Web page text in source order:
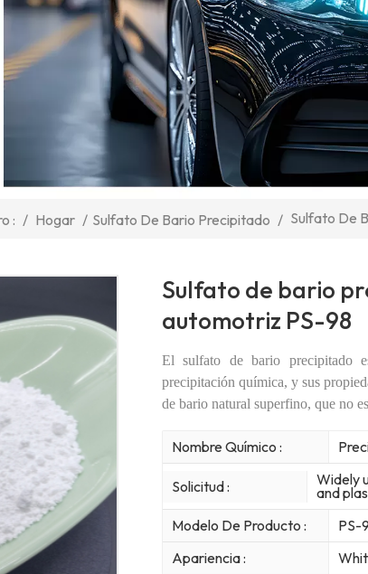
: / Hogar / Sulfato De Bario Precipitado / Sulfato De
Sulfato de bario
automotriz PS-98
El sulfato de bario precipitado
precipitación química, y sus
de bario natural superfino, que no
Nombre Químico :
Solicitud : Widely
and
Modelo De Producto :
PS-
Apariencia :